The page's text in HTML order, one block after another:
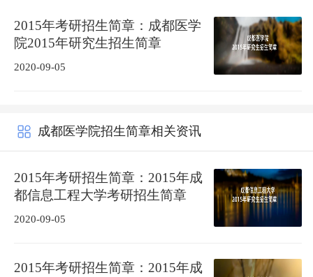
2015年考研招生简章：成都医学
院2015年研究生招生简章
2020-09-05
成都医学院招生简章相关资讯
2015年考研招生简章：2015年成
都信息工程大学考研招生简章
2020-09-05
2015年考研招生简章：2015年成